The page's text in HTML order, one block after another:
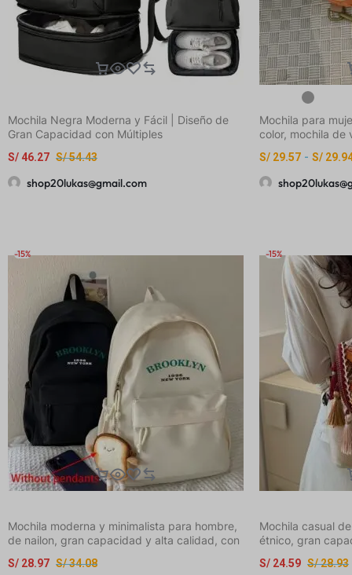
Mochila Negra Moderna y Fácil | Diseño de
Gran Capacidad con Múltiples
Desplazamiento Diario y Viajes, Unisex,
Ligera y Duradera, Perfecta para Estudiantes
y Trabajadores de Oficina
S/54.43
S/ 46.27
shop20lukas@gmail.com
Mochila para
color, mochila de
estudiante de
multifuncional de
bolsa de tela de
S/ 29.57 - S/
-15%
Mochila moderna y minimalista para hombre,
de nailon, gran capacidad y alta calidad, con
S/34.08
S/ 28.97
-15%
Mochila casual
étnico, gran
S/28.93
S/ 24.59